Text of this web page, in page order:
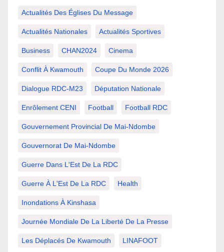
Actualités Des Églises Du Message
Actualités Nationales Actualités Sportives
Business CHAN2024 Cinema
Conflit À Kwamouth Coupe Du Monde 2026
Dialogue RDC-M23 Députation Nationale
Enrôlement CENI Football Football RDC
Gouvernement Provincial De Mai-Ndombe
Gouvernorat De Mai-Ndombe
Guerre Dans L'Est De La RDC
Guerre À L'Est De La RDC Health
Inondations À Kinshasa
Journée Mondiale De La Liberté De La Presse
Les Déplacés De Kwamouth LINAFOOT